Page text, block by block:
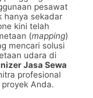
pesawat
hanya sekadar
kini telah
(mapping)
mencari solusi
udara di
Jasa Sewa
profesional
Anda.